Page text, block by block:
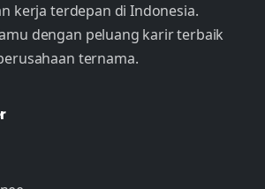
kerja terdepan di Indonesia.
dengan peluang karir terbaik
ternama.